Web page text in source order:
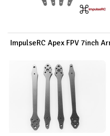
ImpulseRC Apex FPV 7inch